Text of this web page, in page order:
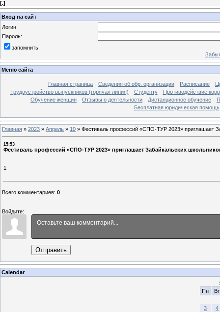
[.]
Вход на сайт
Логин:
Пароль:
запомнить
Меню сайта
Главная страница Сведения об обр. организации Расписание
Трудоустройство выпускников (горячая линия)
Студенту
Противодействие
Обучение женщин
Отзывы о деятельности Дистанционное обучение
Бесплатная юридическая помощь
Главная » 2023 » Апрель » 10 » Фестиваль профессий «СПО-ТУР 2023» приглашает
15:53
Фестиваль профессий «СПО-ТУР 2023» приглашает Забайкальских
1
Всего комментариев: 0
Войдите:
Отправить
Calendar
Пн
Вт
3
4